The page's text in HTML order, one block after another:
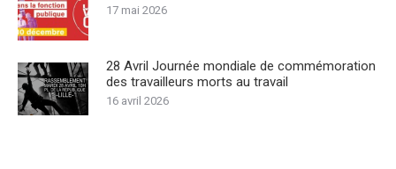
17 mai 2026
28 Avril Journée mondiale de commémoration
des travailleurs morts au travail
16 avril 2026